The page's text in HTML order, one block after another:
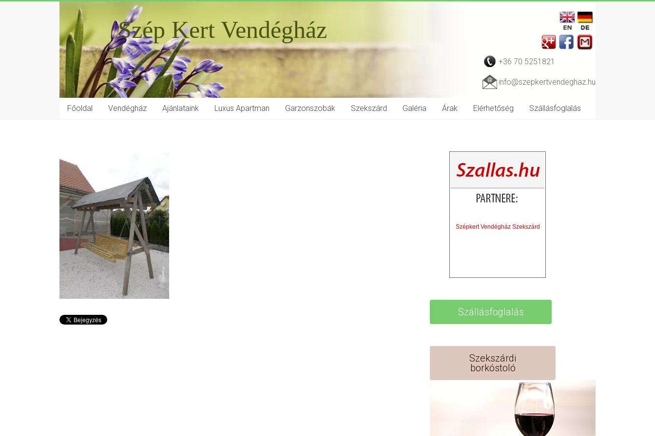
Szép Kert Vendégház
+36 70 5251821
info@szepkertvendeghaz.hu
Főoldal Vendégház Ajánlataink Luxus Apartman Garzonszobák Szekszárd Galéria Árak Elérhetőség Szállásfoglalás
Szépkert Vendégház Szekszárd
Szállásfoglalás
Szekszárdi
borkóstoló